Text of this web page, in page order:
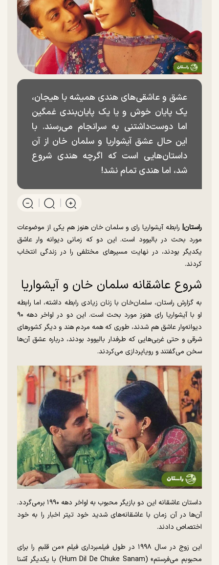
عشق و عاشقی‌های هندی همیشه با هیجان،
یک پایان خوش و یا یک پایان‌بندی غمگین
اما دوست‌داشتنی به سرانجام می‌رسند. با
این حال عشق آیشواریا و سلمان خان از آن
داستان‌هایی است که اگرچه هندی شروع
شد، اما هندی تمام نشد!
راستان| رابطه آیشواریا رای و سلمان خان هنوز هم یکی از موضوعات
مورد بحث در بالیوود است. این دو که زمانی دیوانه وار عاشق
یکدیگر بودند، در نهایت مسیر‌های مختلفی را در زندگی انتخاب
کردند.
شروع عاشقانه سلمان خان و آیشواریا
به گزارش راستان، سلمان‌خان با زنان زیادی رابطه داشته، اما رابطه
او با آیشواریا رای هنوز مورد بحث است. این دو در اواخر دهه ۹۰
دیوانه‌وار عاشق هم شدند، طوری که همه مردم هند و دیگر کشور‌های
شرقی و حتی غربی‌هایی که طرفدار بالیوود بودند، درباره عشق آن‌ها
سخن می‌گفتند و رویاپردازی می‌کردند.
داستان عاشقانه این دو بازیگر محبوب به اواخر دهه ۱۹۹۰ برمی‌گردد.
آن‌ها در آن زمان با عاشقانه‌های شدید خود تیتر اخبار را به خود
اختصاص دادند.
این زوج در سال ۱۹۹۸ در طول فیلمبرداری فیلم «من قلبم را برای
محبوبم می‌فرستم» (Hum Dil De Chuke Sanam) با یکدیگر آشنا